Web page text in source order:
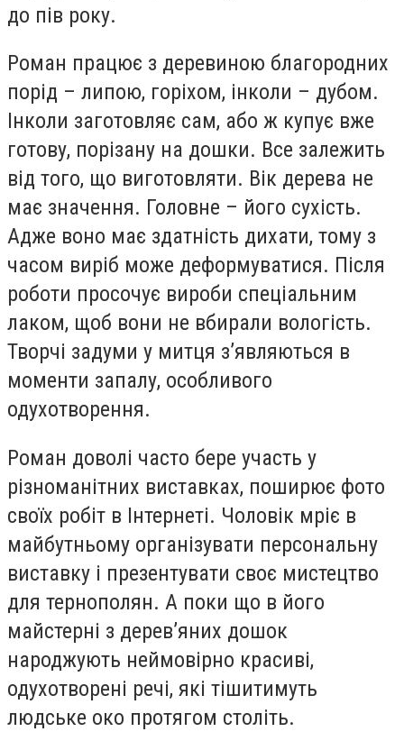
до пів року.
Роман працює з деревиною благородних
порід – липою, горіхом, інколи – дубом.
Інколи заготовляє сам, або ж купує вже
готову, порізану на дошки. Все залежить
від того, що виготовляти. Вік дерева не
має значення. Головне – його сухість.
Адже воно має здатність дихати, тому з
часом виріб може деформуватися. Після
роботи просочує вироби спеціальним
лаком, щоб вони не вбирали вологість.
Творчі задуми у митця з’являються в
моменти запалу, особливого
одухотворення.
Роман доволі часто бере участь у
різноманітних виставках, поширює фото
своїх робіт в Інтернеті. Чоловік мріє в
майбутньому організувати персональну
виставку і презентувати своє мистецтво
для тернополян. А поки що в його
майстерні з дерев’яних дошок
народжують неймовірно красиві,
одухотворені речі, які тішитимуть
людське око протягом століть.